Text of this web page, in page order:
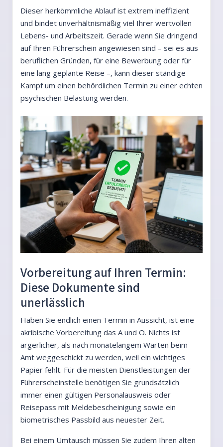
Dieser herkömmliche Ablauf ist extrem ineffizient
und bindet unverhältnismäßig viel Ihrer wertvollen
Lebens- und Arbeitszeit. Gerade wenn Sie dringend
auf Ihren Führerschein angewiesen sind – sei es aus
beruflichen Gründen, für eine Bewerbung oder für
eine lang geplante Reise –, kann dieser ständige
Kampf um einen behördlichen Termin zu einer echten
psychischen Belastung werden.
Vorbereitung auf Ihren Termin:
Diese Dokumente sind
unerlässlich
Haben Sie endlich einen Termin in Aussicht, ist eine
akribische Vorbereitung das A und O. Nichts ist
ärgerlicher, als nach monatelangem Warten beim
Amt weggeschickt zu werden, weil ein wichtiges
Papier fehlt. Für die meisten Dienstleistungen der
Führerscheinstelle benötigen Sie grundsätzlich
immer einen gültigen Personalausweis oder
Reisepass mit Meldebescheinigung sowie ein
biometrisches Passbild aus neuester Zeit.
Bei einem Umtausch müssen Sie zudem Ihren alten